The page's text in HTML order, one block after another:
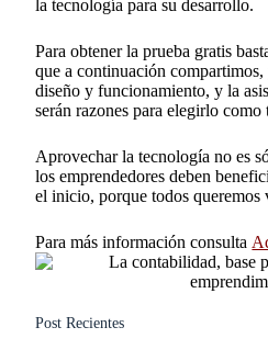
la tecnología para su desarrollo.
Para obtener la prueba gratis
que a continuación
diseño y funcionamiento, y la
serán razones para elegirlo como
Aprovechar la tecnología no es
los emprendedores deben
el inicio, porque todos queremos
Para más información consulta
Post Recientes